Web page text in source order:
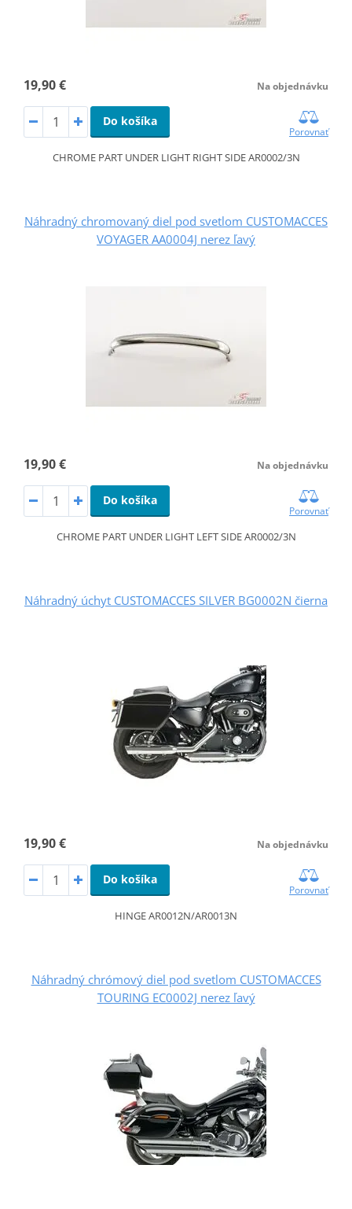
19,90 € Na objednávku
Do košíka
Porovnať
CHROME PART UNDER LIGHT RIGHT SIDE AR0002/3N
Náhradný chromovaný diel pod svetlom CUSTOMACCES
VOYAGER AA0004J nerez ľavý
19,90 € Na objednávku
Do košíka
Porovnať
CHROME PART UNDER LIGHT LEFT SIDE AR0002/3N
Náhradný úchyt CUSTOMACCES SILVER BG0002N čierna
19,90 € Na objednávku
Do košíka
Porovnať
HINGE AR0012N/AR0013N
Náhradný chrómový diel pod svetlom CUSTOMACCES
TOURING EC0002J nerez ľavý